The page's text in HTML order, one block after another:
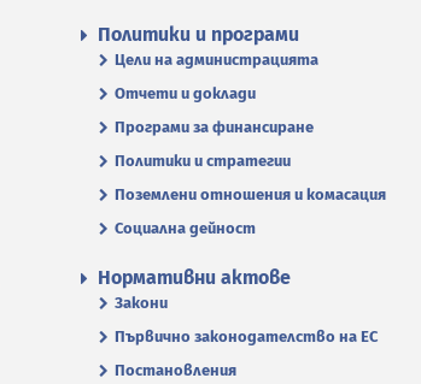
Политики и програми
Цели на администрацията
Отчети и доклади
Програми за финансиране
Политики и стратегии
Поземлени отношения и комасация
Социална дейност
Нормативни актове
Закони
Първично законодателство на ЕС
Постановления